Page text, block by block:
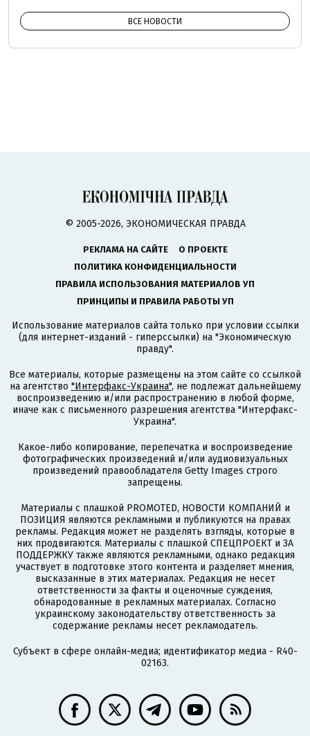
ВСЕ НОВОСТИ
© 2005-2026, ЭКОНОМИЧЕСКАЯ ПРАВДА
РЕКЛАМА НА САЙТЕ
О ПРОЕКТЕ
ПОЛИТИКА КОНФИДЕНЦИАЛЬНОСТИ
ПРАВИЛА ИСПОЛЬЗОВАНИЯ МАТЕРИАЛОВ УП
ПРИНЦИПЫ И ПРАВИЛА РАБОТЫ УП
Использование материалов сайта только при условии ссылки
(для интернет-изданий - гиперссылки) на "Экономическую
правду".
Все материалы, которые размещены на этом сайте со ссылкой
на агентство "Интерфакс-Украина", не подлежат дальнейшему
воспроизведению и/или распространению в любой форме,
иначе как с письменного разрешения агентства "Интерфакс-
Украина".
Какое-либо копирование, перепечатка и воспроизведение
фотографических произведений и/или аудиовизуальных
произведений правообладателя Getty Images строго
запрещены.
Материалы с плашкой PROMOTED, НОВОСТИ КОМПАНИЙ и
ПОЗИЦИЯ являются рекламными и публикуются на правах
рекламы. Редакция может не разделять взгляды, которые в
них продвигаются. Материалы с плашкой СПЕЦПРОЕКТ и ЗА
ПОДДЕРЖКУ также являются рекламными, однако редакция
участвует в подготовке этого контента и разделяет мнения,
высказанные в этих материалах. Редакция не несет
ответственности за факты и оценочные суждения,
обнародованные в рекламных материалах. Согласно
украинскому законодательству ответственность за
содержание рекламы несет рекламодатель.
Субъект в сфере онлайн-медиа; идентификатор медиа - R40-
02163.